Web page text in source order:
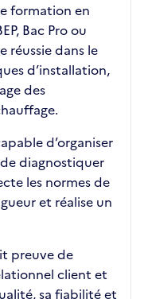
formation en
Bac Pro ou
réussie dans le
d’installation,
des
d’organiser
diagnostiquer
les normes de
et réalise un
preuve de
client et
sa fiabilité et